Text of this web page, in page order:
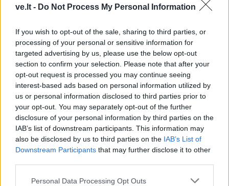
ve.lt - Do Not Process My Personal Information
If you wish to opt-out of the sale, sharing to third parties, or
processing of your personal or sensitive information for
targeted advertising by us, please use the below opt-out
section to confirm your selection. Please note that after your
opt-out request is processed you may continue seeing
interest-based ads based on personal information utilized by
us or personal information disclosed to third parties prior to
your opt-out. You may separately opt-out of the further
disclosure of your personal information by third parties on the
IAB’s list of downstream participants. This information may
also be disclosed by us to third parties on the IAB’s List of
Downstream Participants that may further disclose it to other
Personal Data Processing Opt Outs